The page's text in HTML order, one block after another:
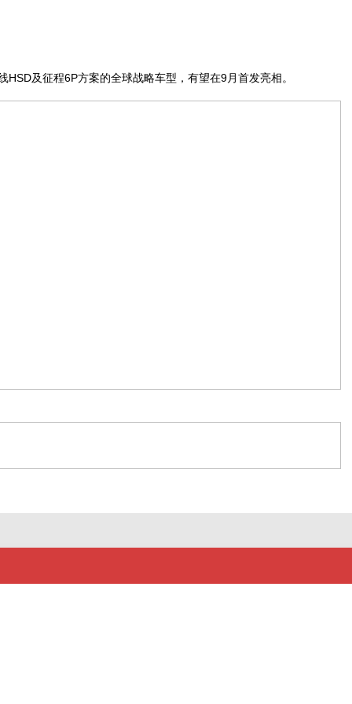
及征程6P方案的全球战略车型，有望在9月首发亮相。